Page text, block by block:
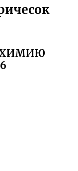
ХИМИЮ